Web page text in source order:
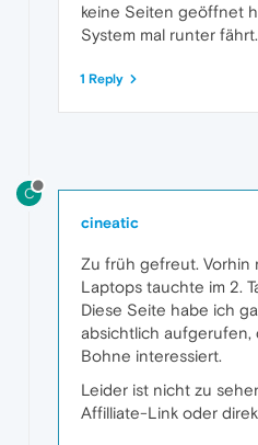
keine Seiten geöffnet
System mal runter fährt.
1 Reply
C
cineatic
Zu früh gefreut. Vorhin
Laptops tauchte im 2.
Diese Seite habe ich
absichtlich aufgerufen,
Bohne interessiert.
Leider ist nicht zu
Affilliate-Link oder